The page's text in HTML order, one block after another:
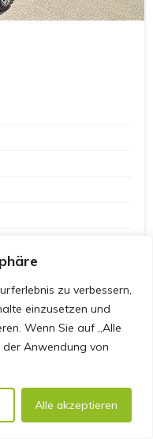
zu verbessern,
einzusetzen und
Wenn Sie auf „Alle
Anwendung von
Alle akzeptieren